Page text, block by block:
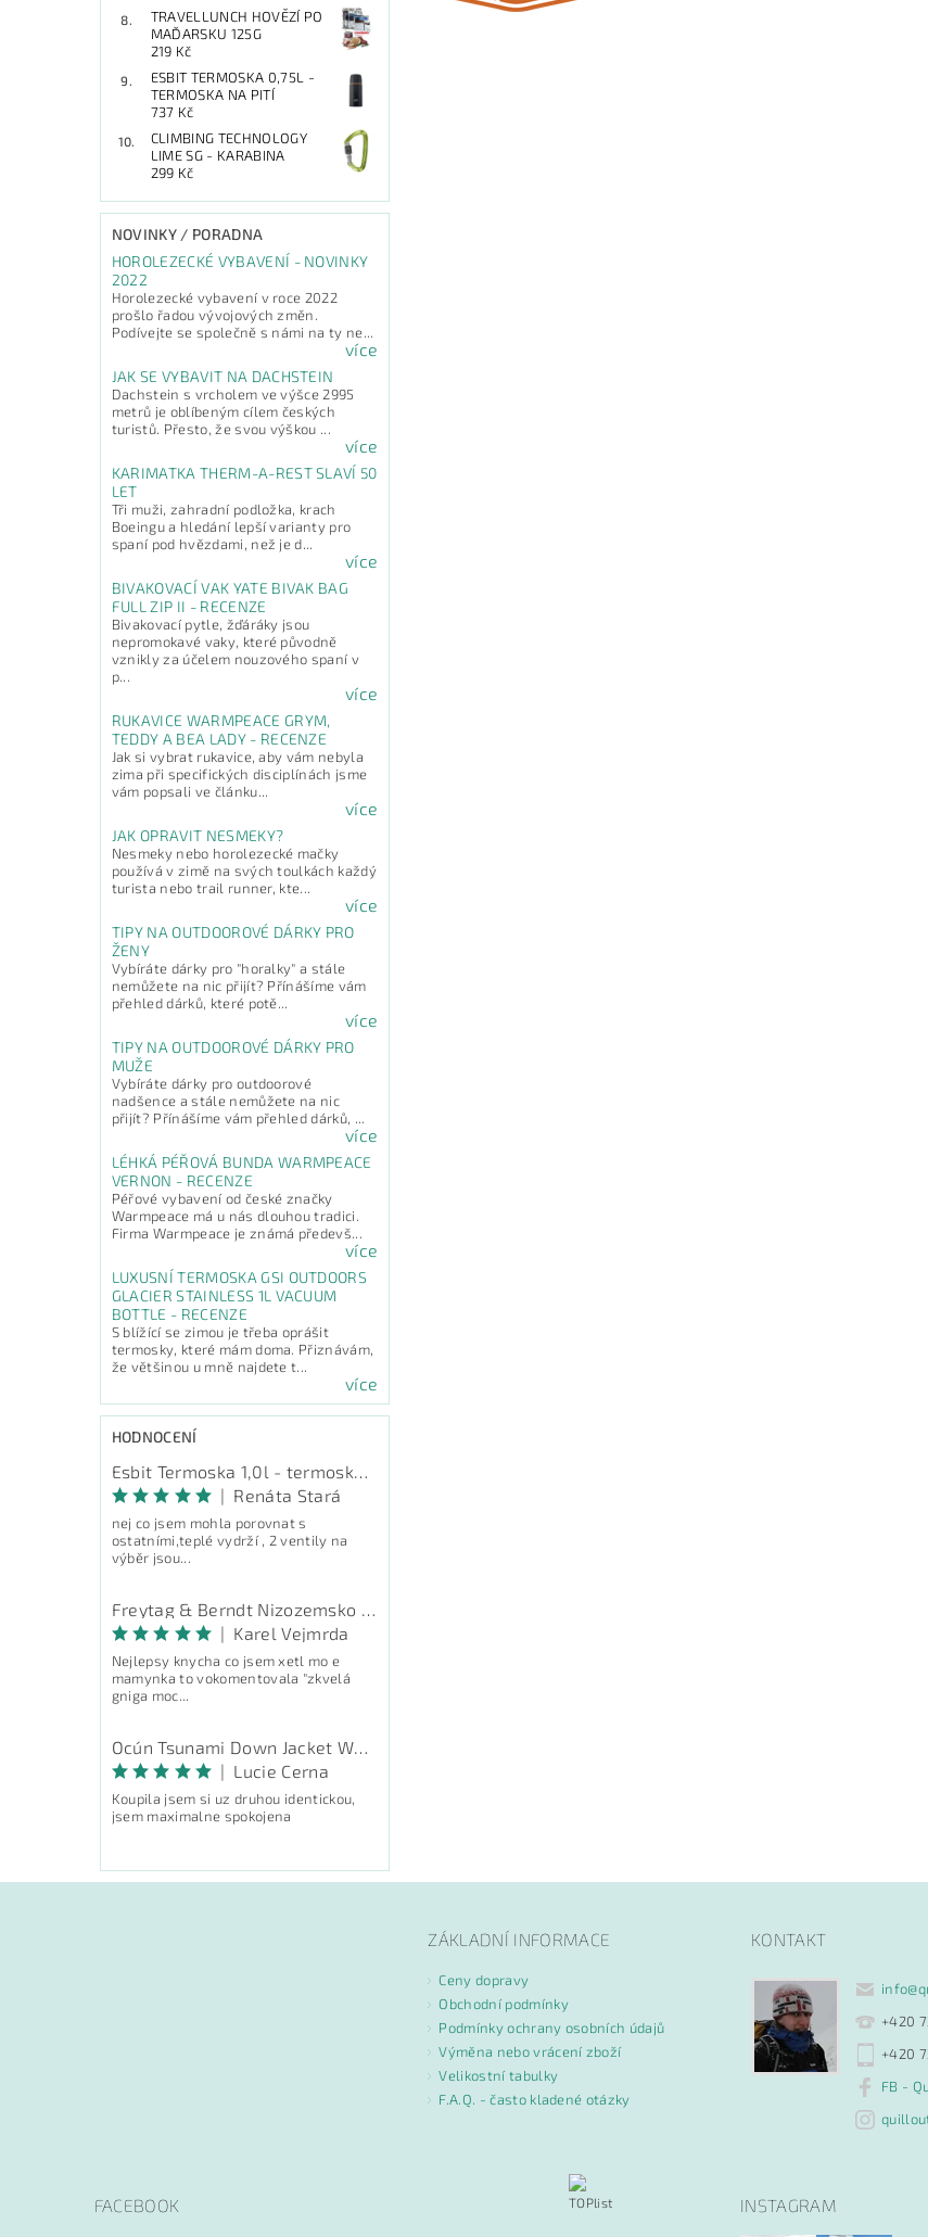
TRAVELLUNCH HOVĚZÍ PO
MAĎARSKU 125G
219 Kč
ESBIT TERMOSKA 0,75L -
TERMOSKA NA PITÍ
737 Kč
CLIMBING TECHNOLOGY
LIME SG - KARABINA
299 Kč
NOVINKY / PORADNA
HOROLEZECKÉ VYBAVENÍ - NOVINKY
2022
Horolezecké vybavení v roce 2022
prošlo řadou vývojových změn.
Podívejte se společně s námi na ty ne...
více
JAK SE VYBAVIT NA DACHSTEIN
Dachstein s vrcholem ve výšce 2995
metrů je oblíbeným cílem českých
turistů. Přesto, že svou výškou ...
více
KARIMATKA THERM-A-REST SLAVÍ 50
LET
Tři muži, zahradní podložka, krach
Boeingu a hledání lepší varianty pro
spaní pod hvězdami, než je d...
více
BIVAKOVACÍ VAK YATE BIVAK BAG
FULL ZIP II - RECENZE
Bivakovací pytle, žďáráky jsou
nepromokavé vaky, které původně
vznikly za účelem nouzového spaní v
p...
více
RUKAVICE WARMPEACE GRYM,
TEDDY A BEA LADY - RECENZE
Jak si vybrat rukavice, aby vám nebyla
zima při specifických disciplínách jsme
vám popsali ve článku...
více
JAK OPRAVIT NESMEKY?
Nesmeky nebo horolezecké mačky
používá v zimě na svých toulkách každý
turista nebo trail runner, kte...
více
TIPY NA OUTDOOROVÉ DÁRKY PRO
ŽENY
Vybíráte dárky pro "horalky" a stále
nemůžete na nic přijít? Přínášíme vám
přehled dárků, které potě...
více
TIPY NA OUTDOOROVÉ DÁRKY PRO
MUŽE
Vybíráte dárky pro outdoorové
nadšence a stále nemůžete na nic
přijít? Přínášíme vám přehled dárků, ...
více
LÉHKÁ PÉŘOVÁ BUNDA WARMPEACE
VERNON - RECENZE
Péřové vybavení od české značky
Warmpeace má u nás dlouhou tradici.
Firma Warmpeace je známá předevš...
více
LUXUSNÍ TERMOSKA GSI OUTDOORS
GLACIER STAINLESS 1L VACUUM
BOTTLE - RECENZE
S blížící se zimou je třeba oprášit
termosky, které mám doma. Přiznávám,
že většinou u mně najdete t...
více
HODNOCENÍ
| Renáta Stará
nej co jsem mohla porovnat s
ostatními,teplé vydrží , 2 ventily na
výběr jsou...
| Karel Vejmrda
Nejlepsy knycha co jsem xetl mo e
mamynka to vokomentovala "zkvelá
gniga moc...
| Lucie Cerna
Koupila jsem si uz druhou identickou,
jsem maximalne spokojena
ZÁKLADNÍ INFORMACE
Ceny dopravy
Obchodní podmínky
Podmínky ochrany osobních údajů
Výměna nebo vrácení zboží
Velikostní tabulky
F.A.Q. - často kladené otázky
KONTAKT
info@
+420
+420
FB -
FACEBOOK INSTAGRAM